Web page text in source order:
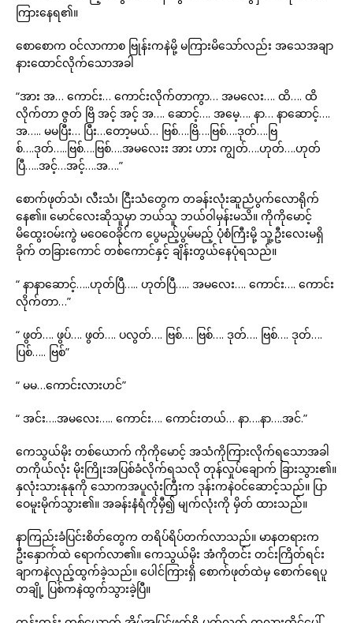
ကြားနေရ၏။
စောစောက ဝင်လာကာစ ဗြုန်းကနဲမို့ မကြားမိသော်လည်း အသေအချာ
နားထောင်လိုက်သောအခါ
“အား အ… ကောင်း… ကောင်းလိုက်တာကွာ… အမလေး…. ထိ…. ထိ
လိုက်တာ ဇွတ် ဗြိ အင့် အင့် အ…. ဆောင့်…. အမေ့…. နာ… နာဆောင့်….
အ….. မမပြီး… ပြီး…တော့မယ်… ဗြစ်….ဗြိ….ဗြစ်….ဒုတ်….ဗြ
စ်….ဒုတ်…..ဗြစ်….ဗြစ်….အမလေးး အား ဟား ကျွတ်….ဟုတ်….ဟုတ်
ပြီ…..အင့်…အင့်….အ….”
စောက်ဖုတ်သံ၊ လီးသံ၊ ငြီးသံတွေက တခန်းလုံးဆူညံပွက်လောရိုက်
နေ၏။ မောင်လေးဆိုသူမှာ ဘယ်သူ ဘယ်ဝါမှန်းမသိ။ ကိုကိုမောင့်
မိထွေးဝမ်းကွဲ မဝေဝေခိုင်က ပွေမည့်ပွမ်မည့် ပုံစံကြီးမို့ သူ့ဦးလေးမရှိ
ခိုက် တခြားကောင် တစ်ကောင်နှင့် ချိန်းတွယ်နေပုံရသည်။
“ နာနာဆောင့်…..ဟုတ်ပြီ….. ဟုတ်ပြီ….. အမလေး…. ကောင်း…. ကောင်း
လိုက်တာ…”
“ ဖွတ်…. ဖွပ်…. ဖွတ်…. ပလွတ်…. ဗြစ်…. ဗြစ်…. ဒုတ်…. ဗြစ်…. ဒုတ်….
ပြစ်….. ဗြစ်”
“ မမ…ကောင်းလားဟင်”
“ အင်း….အမလေး….. ကောင်း…. ကောင်းတယ်… နာ….နာ….အင်.”
ကေသွယ်မိုး တစ်ယောက် ကိုကိုမောင့် အသံကိုကြားလိုက်ရသောအခါ
တကိုယ်လုံး မိုးကြိုးအပြစ်ခံလိုက်ရသလို တုန်လှုပ်ချောက် ခြားသွား၏။
နှလုံးသားနုနုကို သောကအပူလုံးကြီးက ဒုန်းကနဲဝင်ဆောင့်သည်။ ပြာ
ဝေမူးမိုက်သွား၏။ အခန်းနံရံကိုမှီ၍ မျက်လုံးကို မှိတ် ထားသည်။
နာကြည်းခံပြင်းစိတ်တွေက တရိပ်ရိပ်တက်လာသည်။ မာနတရားက
ဦးနှောက်ထဲ ရောက်လာ၏။ ကေသွယ်မိုး အံကိုတင်း တင်းကြိတ်ရင်း
ချာကနဲလှည့်ထွက်ခဲ့သည်။ ပေါင်ကြားရှိ စောက်ဖုတ်ထဲမှ စောက်ရေပူ
တချို့ ပြစ်ကနဲထွက်သွားခဲ့ပြီ။